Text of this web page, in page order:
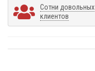
Сотни довольных
клиентов